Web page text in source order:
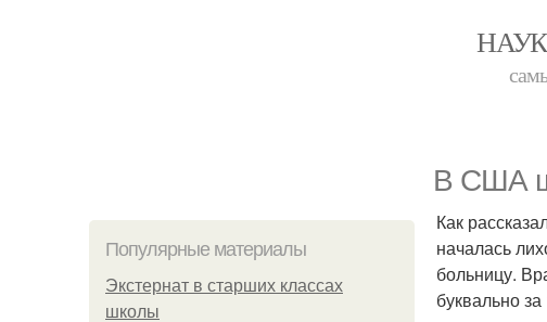
В США
Популярные материалы
Экстернат в старших классах
школы
Как
началась
больницу.
буквально